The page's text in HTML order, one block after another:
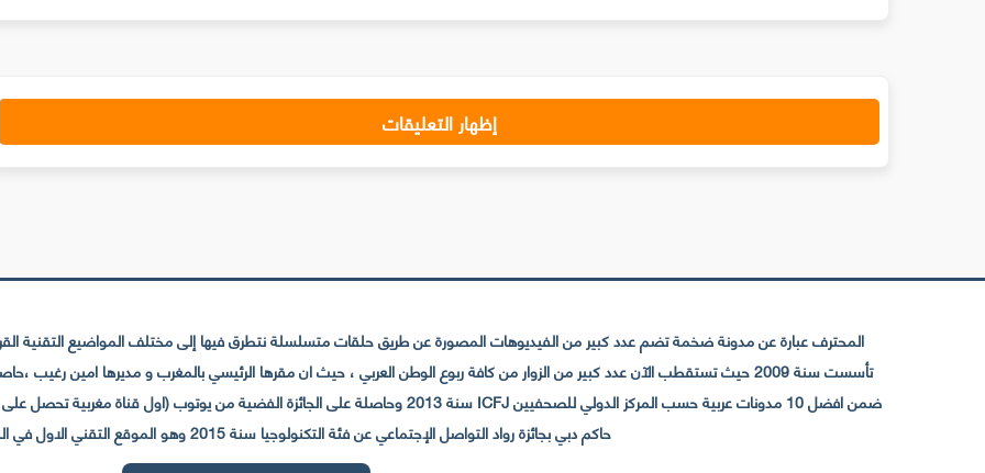
إظهار التعليقات
المحترف عبارة عن مدونة ضخمة تضم عدد كبير من الفيديوهات المصورة عن طريق حلقات متسلسلة نتطرق فيها إلى مختلف المواضيع التقنية
حاكم دبي بجائزة رواد التواصل الإجتماعي عن فئة التكنولوجيا سنة 2015 وهو الموقع التقني الاول في المغرب والعالم العربي